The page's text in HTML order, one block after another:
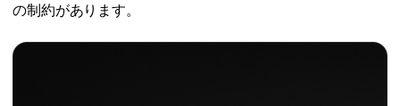
の制約があります。